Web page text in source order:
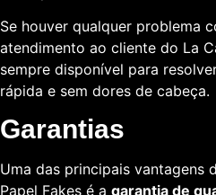
Se houver qualquer problema
atendimento ao cliente do La
sempre disponível para
rápida e sem dores de cabeça.
Garantias
Uma das principais vantagens
Papel Fakes é a garantia de